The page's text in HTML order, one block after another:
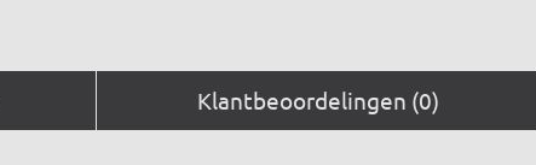
Klantbeoordelingen (0)